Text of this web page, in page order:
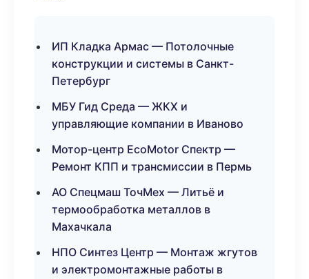
ИП Кладка Армас — Потолочные
конструкции и системы в Санкт-
Петербург
МБУ Гид Среда — ЖКХ и
управляющие компании в Иваново
Мотор-центр EcoMotor Спектр —
Ремонт КПП и трансмиссии в Пермь
АО Спецмаш ТочМех — Литьё и
термообработка металлов в
Махачкала
НПО Синтез Центр — Монтаж жгутов
и электромонтажные работы в